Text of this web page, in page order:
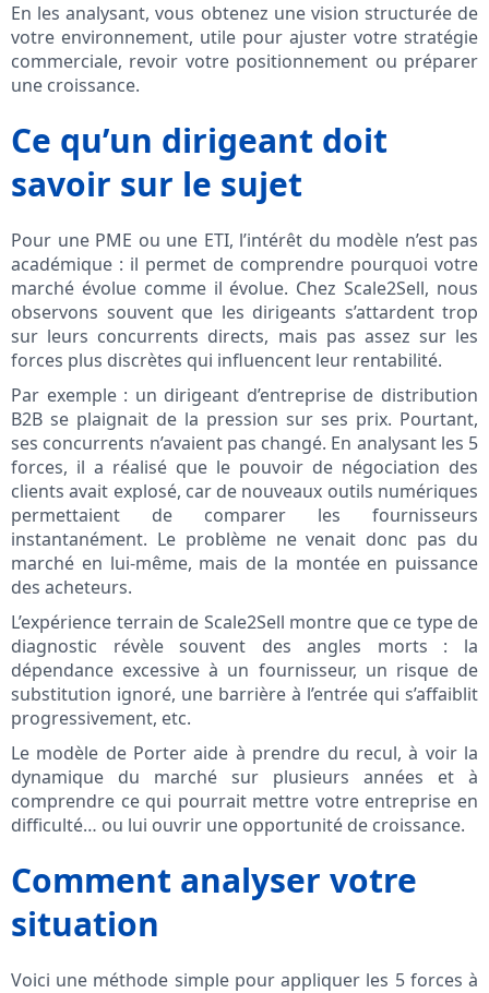
En les analysant, vous obtenez une vision structurée de
votre environnement, utile pour ajuster votre stratégie
commerciale, revoir votre positionnement ou préparer
une croissance.
Ce qu’un dirigeant doit
savoir sur le sujet
Pour une PME ou une ETI, l’intérêt du modèle n’est pas
académique : il permet de comprendre pourquoi votre
marché évolue comme il évolue. Chez Scale2Sell, nous
observons souvent que les dirigeants s’attardent trop
sur leurs concurrents directs, mais pas assez sur les
forces plus discrètes qui influencent leur rentabilité.
Par exemple : un dirigeant d’entreprise de distribution
B2B se plaignait de la pression sur ses prix. Pourtant,
ses concurrents n’avaient pas changé. En analysant les 5
forces, il a réalisé que le pouvoir de négociation des
clients avait explosé, car de nouveaux outils numériques
permettaient de comparer les fournisseurs
instantanément. Le problème ne venait donc pas du
marché en lui-même, mais de la montée en puissance
des acheteurs.
L’expérience terrain de Scale2Sell montre que ce type de
diagnostic révèle souvent des angles morts : la
dépendance excessive à un fournisseur, un risque de
substitution ignoré, une barrière à l’entrée qui s’affaiblit
progressivement, etc.
Le modèle de Porter aide à prendre du recul, à voir la
dynamique du marché sur plusieurs années et à
comprendre ce qui pourrait mettre votre entreprise en
difficulté… ou lui ouvrir une opportunité de croissance.
Comment analyser votre
situation
Voici une méthode simple pour appliquer les 5 forces à